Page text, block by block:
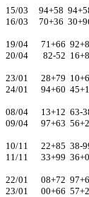
15/03 94+58
16/03 70+36
19/04 71+66
20/04 82-52
23/01 28+79
24/01 94+60
08/04 13+12 63-
09/04 97+63
10/11 22+85 38-
11/11 33+99
22/01 08+72
23/01 00+66